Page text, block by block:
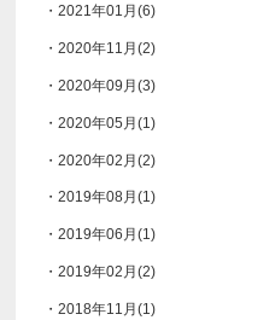
・2021年01月(6)
・2020年11月(2)
・2020年09月(3)
・2020年05月(1)
・2020年02月(2)
・2019年08月(1)
・2019年06月(1)
・2019年02月(2)
・2018年11月(1)